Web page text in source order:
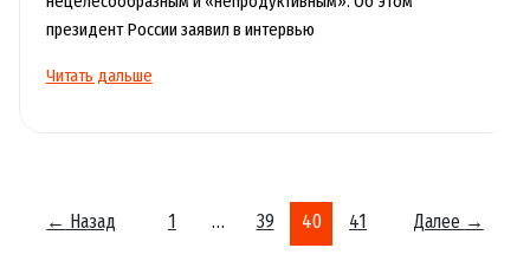
президент России заявил в интервью
Дмитрий
«Нафтогаза»
Читать дальше
← Назад 1 … 39 40 41 Далее →